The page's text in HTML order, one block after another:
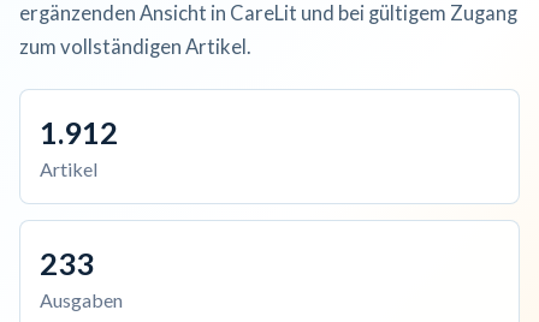
ergänzenden Ansicht in CareLit und bei gültigem Zugang
zum vollständigen Artikel.
1.912
Artikel
233
Ausgaben